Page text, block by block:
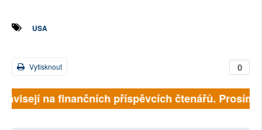
USA
0
Vytisknout
na finančních příspěvcích čtenářů. Prosíme,